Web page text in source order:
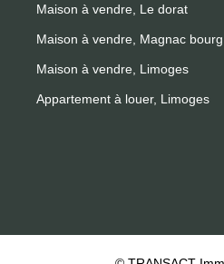
Maison à vendre, Le dorat
Maison à vendre, Magnac bourg
Maison à vendre, Limoges
Appartement à louer, Limoges